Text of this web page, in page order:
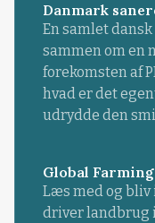
Danmark
En samlet
sammen om en
forekomsten af
hvad er det
udrydde den
Global Farming
Læs med og bliv
driver landbrug